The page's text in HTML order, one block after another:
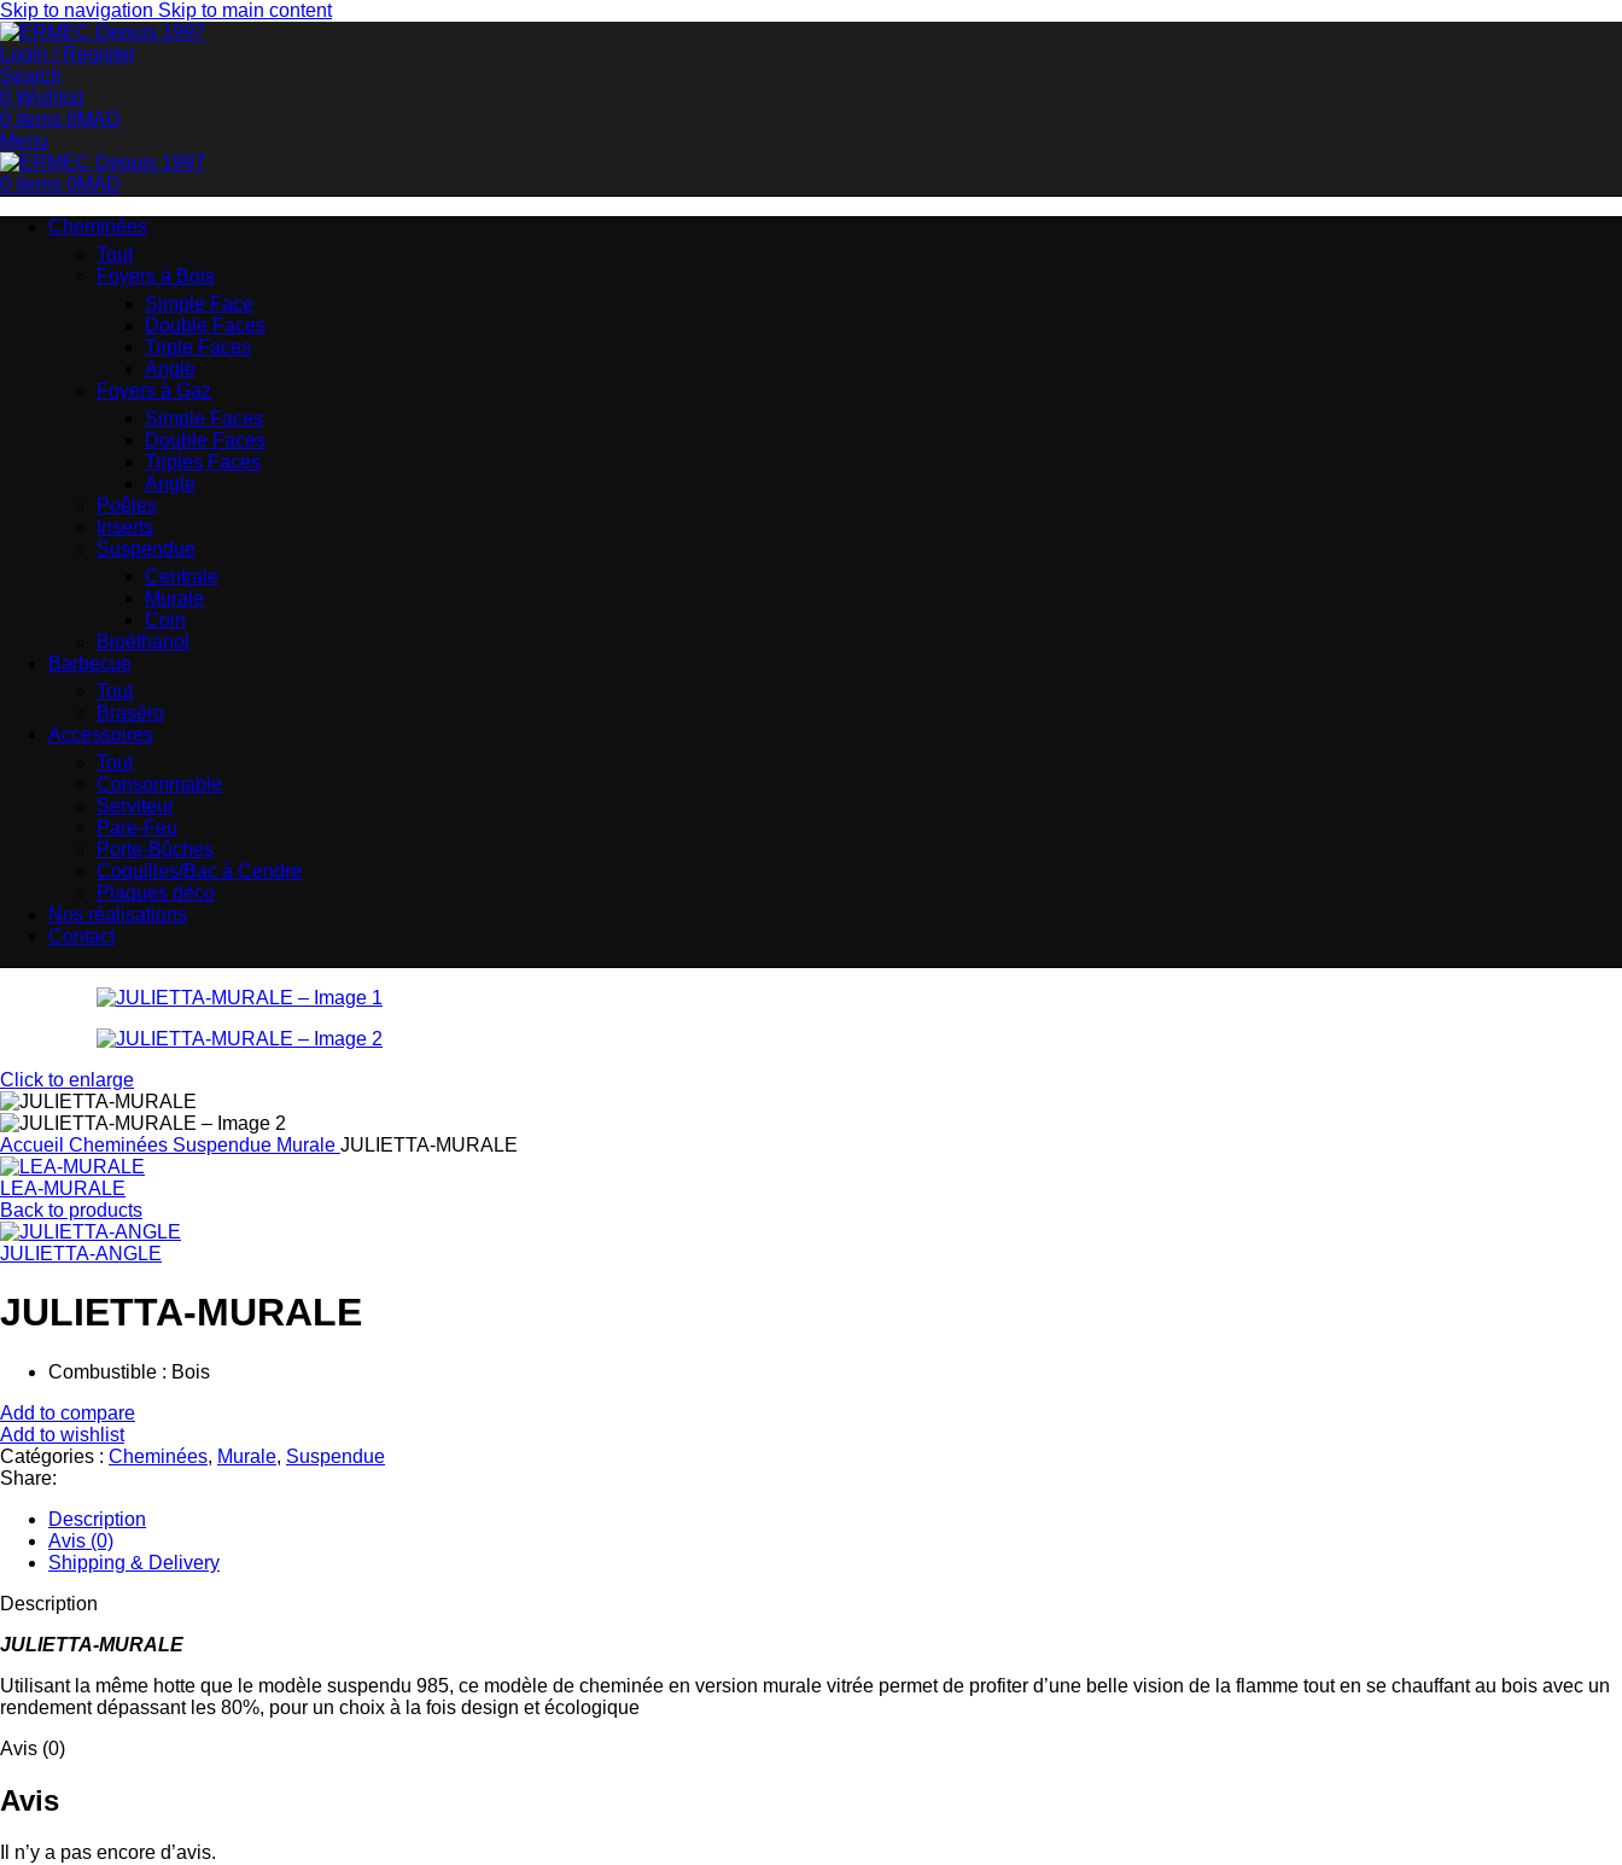
Skip to navigation Skip to main content
Login / Register
Search
0 Wishlist
0 items 0MAD
Menu
0 items 0MAD
Cheminées
Tout
Foyers à Bois
Simple Face
Double Faces
Triple Faces
Angle
Foyers à Gaz
Simple Faces
Double Faces
Triples Faces
Angle
Poêles
Inserts
Suspendue
Centrale
Murale
Coin
Bioéthanol
Barbecue
Tout
Braséro
Accessoires
Tout
Consommable
Serviteur
Pare-Feu
Porte-Bûches
Coquilles/Bac à Cendre
Plaques déco
Nos réalisations
Contact
Click to enlarge
Accueil Cheminées Suspendue Murale JULIETTA-MURALE
LEA-MURALE
Back to products
JULIETTA-ANGLE
JULIETTA-MURALE
Combustible : Bois
Add to compare
Add to wishlist
Catégories : Cheminées, Murale, Suspendue
Share:
Description
Avis (0)
Shipping & Delivery
Description
JULIETTA-MURALE
Utilisant la même hotte que le modèle suspendu 985, ce modèle de cheminée en version murale vitrée permet de profiter d’une belle vision de la flamme tout en se chauffant au bois avec un
rendement dépassant les 80%, pour un choix à la fois design et écologique
Avis (0)
Avis
Il n’y a pas encore d’avis.